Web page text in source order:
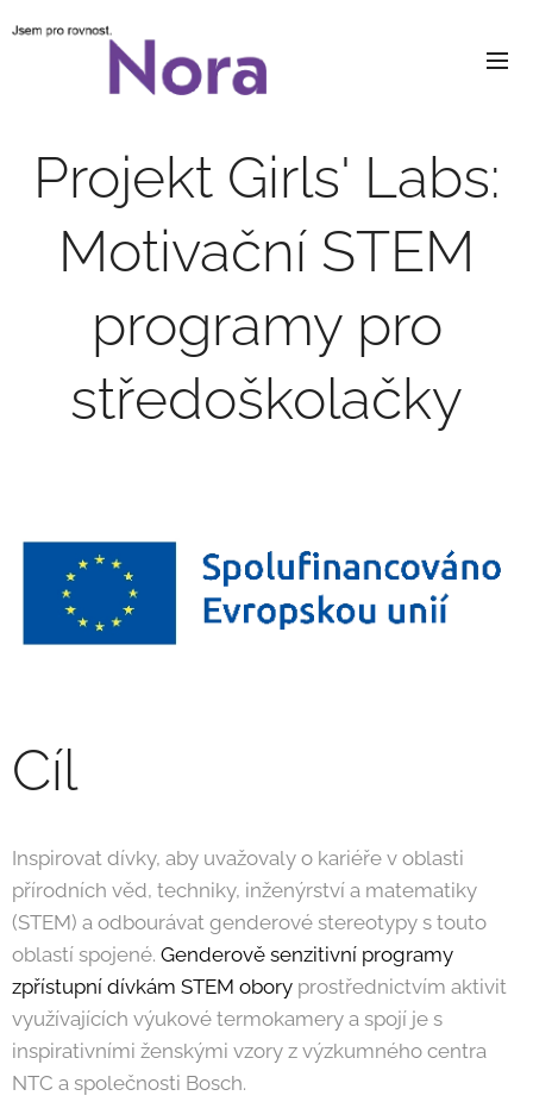
Projekt Girls' Labs:
Motivační STEM
programy pro
středoškolačky
Cíl
Inspirovat dívky, aby uvažovaly o kariéře v oblasti
přírodních věd, techniky, inženýrství a matematiky
(STEM) a odbourávat genderové stereotypy s touto
oblastí spojené. Genderově senzitivní programy
zpřístupní dívkám STEM obory prostřednictvím aktivit
využívajících výukové termokamery a spojí je s
inspirativními ženskými vzory z výzkumného centra
NTC a společnosti Bosch.